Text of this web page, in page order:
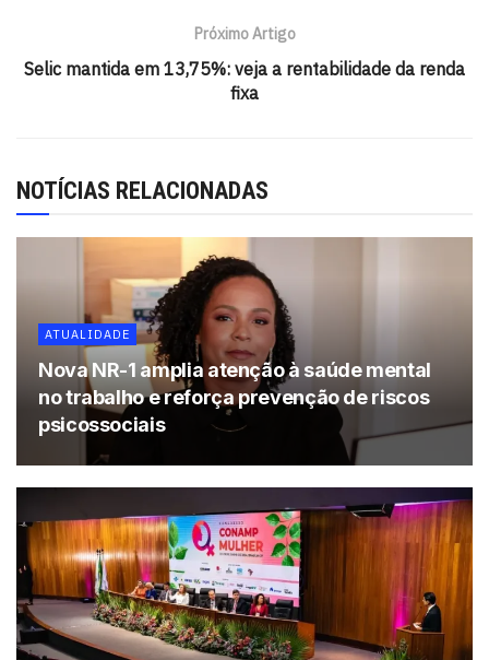
“Em 2021, em meio à pandemia, Salvador foi a capital
brasileira que mais renovou a frota de ônibus. E este ano
conforto ao cidadão”, explica o secretário de Mobilidade
de Salvador, Fabrizzio Muller.
Próximo Artigo
Selic mantida em 13,75%: veja a rentabilidade da renda
fixa
NOTÍCIAS RELACIONADAS
ATUALIDADE
Nova NR-1 amplia atenção à saúde mental
no trabalho e reforça prevenção de riscos
psicossociais